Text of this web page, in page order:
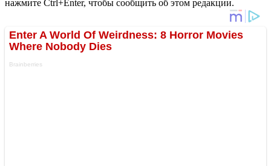
нажмите Ctrl+Enter, чтобы сообщить об этом редакции.